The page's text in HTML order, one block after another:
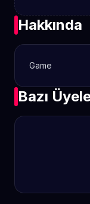
Hakkında
Game
Bazı